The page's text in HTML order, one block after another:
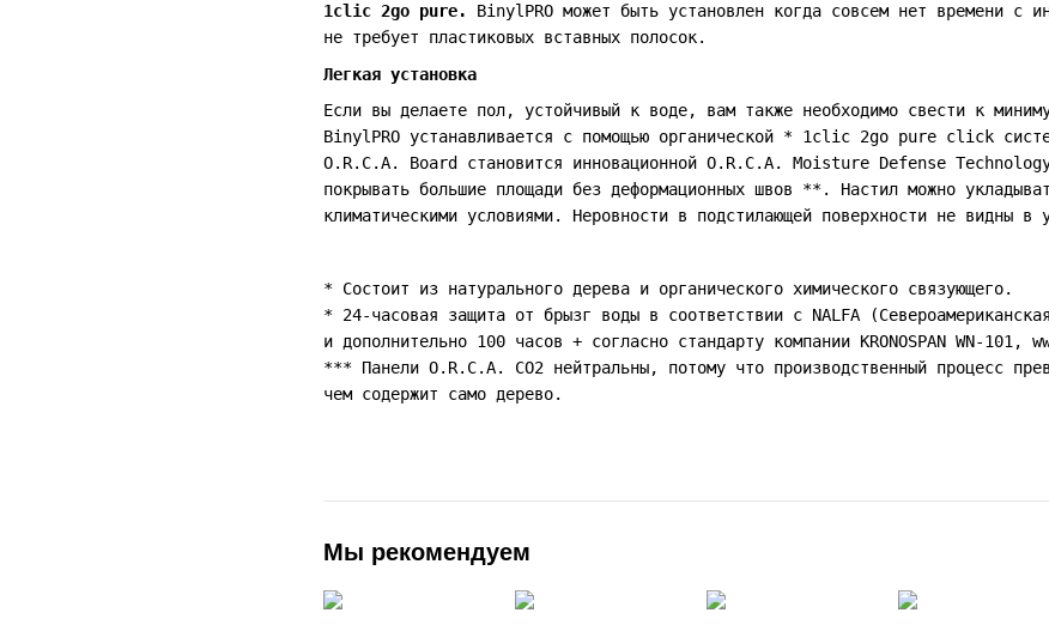
1clic 2go pure.
BinylPRO может быть установлен когда совсем нет времени с
не требует пластиковых вставных полосок.
Легкая установка
Если вы делаете пол, устойчивый к воде, вам также необходимо свести к
BinylPRO устанавливается с помощью органической * 1clic 2go pure click
O.R.C.A. Board становится инновационной O.R.C.A. Moisture Defense
покрывать большие площади без деформационных швов **. Настил можно
климатическими условиями. Неровности в подстилающей поверхности не видны
* Состоит из натурального дерева и органического химического связующего.
* 24-часовая защита от брызг воды в соответствии с NALFA
и дополнительно 100 часов + согласно стандарту компании KRONOSPAN WN-101,
*** Панели O.R.C.A. CO2 нейтральны, потому что производственный процесс
чем содержит само дерево.
Мы рекомендуем